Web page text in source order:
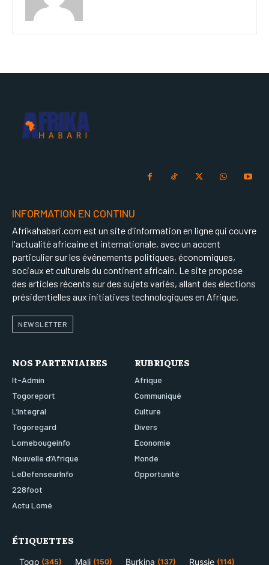
INFORMATION EN CONTINU
Afrikahabari.com est un site d'information en ligne qui couvre
l'actualité africaine et internationale, avec un accent
particulier sur les événements politiques, économiques,
sociaux et culturels du continent africain. Le site propose
des articles récents sur des sujets variés, allant des élections
présidentielles aux initiatives technologiques en Afrique.
NEWSLETTER
NOS PARTENIAIRES
It-Admin
Togoreport
L’integral
Togoregard
Lomebougeinfo
Nouvelle d’Afrique
LeDefenseurInfo
228foot
Actu Lomé
RUBRIQUES
Afrique
Communiqué
Culture
Divers
Economie
Monde
Opportunité
ÉTIQUETTES
Togo (345) Mali (150) Burkina (137) Russie (114)